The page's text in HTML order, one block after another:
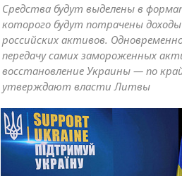
Средства будут выделены в
которого будут потрачены
российских активов.
передачу самих замороженных
восстановление Украины — по
утверждают власти Литвы